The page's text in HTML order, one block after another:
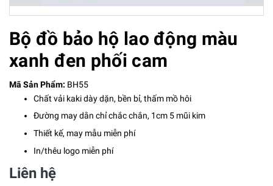
Bộ đồ bảo hộ lao động màu
xanh đen phối cam
Mã Sản Phẩm: BH55
Chất vải kaki dày dặn, bền bỉ, thấm mồ hôi
Đường may dằn chỉ chắc chắn, 1cm 5 mũi kim
Thiết kế, may mẫu miễn phí
In/thêu logo miễn phí
Liên hệ